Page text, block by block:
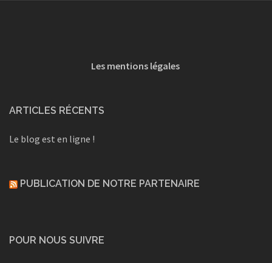
Les mentions légales
ARTICLES RÉCENTS
Le blog est en ligne !
PUBLICATION DE NOTRE PARTENAIRE
POUR NOUS SUIVRE